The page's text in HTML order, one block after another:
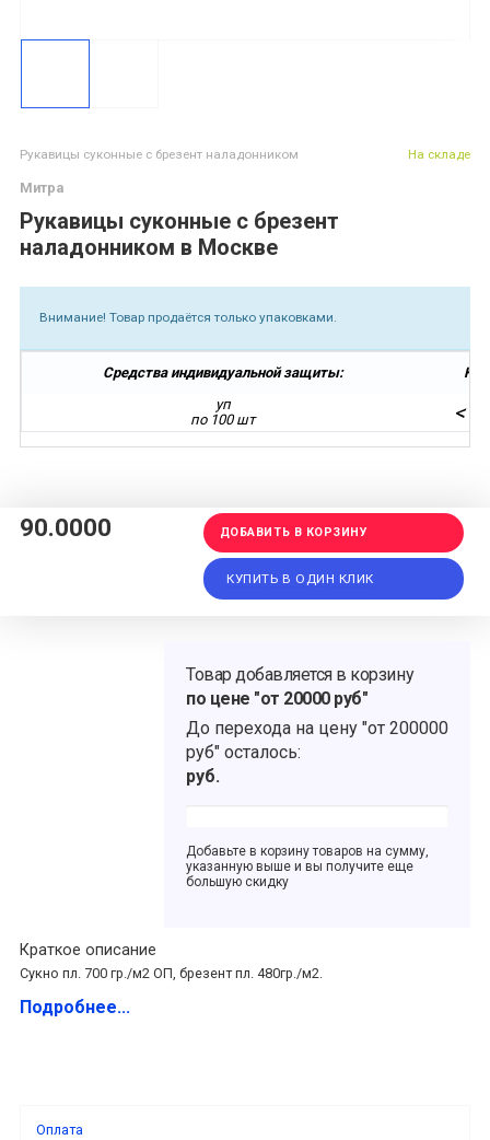
Рукавицы суконные с брезент наладонником
Митра
Рукавицы суконные с брезент
наладонником в Москве
На складе
Внимание! Товар продаётся только упаковками.
Средства индивидуальной защиты:
уп
по 100 шт
<
90.0000 ДОБАВИТЬ В КОРЗИНУ
КУПИТЬ В ОДИН КЛИК
Краткое описание
Сукно пл. 700 гр./м2 ОП, брезент пл. 480гр./м2.
Подробнее...
Товар добавляется в корзину
по цене "от 20000 руб"
До перехода на цену "от 200000
руб" осталось:
руб.
Добавьте в корзину товаров на сумму,
указанную выше и вы получите еще
большую скидку
Оплата